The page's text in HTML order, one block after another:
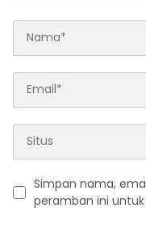
Simpan nama,
peramban ini